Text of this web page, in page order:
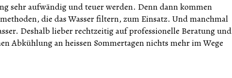
sehr aufwändig und teuer werden. Denn dann kommen
die das Wasser filtern, zum Einsatz. Und manchmal
Deshalb lieber rechtzeitig auf professionelle Beratung und
Abkühlung an heissen Sommertagen nichts mehr im Wege